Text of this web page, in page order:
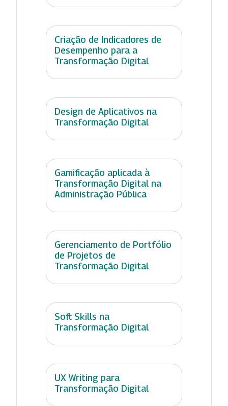
Criação de Indicadores de
Desempenho para a
Transformação Digital
Design de Aplicativos na
Transformação Digital
Gamificação aplicada à
Transformação Digital na
Administração Pública
Gerenciamento de Portfólio
de Projetos de
Transformação Digital
Soft Skills na
Transformação Digital
UX Writing para
Transformação Digital